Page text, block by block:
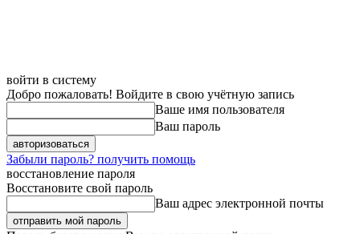
войти в систему
Добро пожаловать! Войдите в свою учётную запись
Ваше имя пользователя
Ваш пароль
Забыли пароль? получить помощь
восстановление пароля
Восстановите свой пароль
Ваш адрес электронной почты